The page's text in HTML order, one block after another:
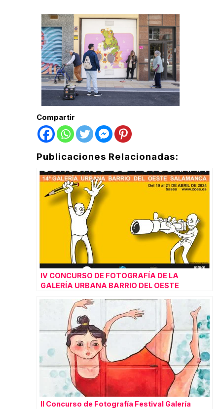
Compartir
Publicaciones Relacionadas:
IV CONCURSO DE FOTOGRAFÍA DE LA
GALERÍA URBANA BARRIO DEL OESTE
II Concurso de Fotografía Festival Galería